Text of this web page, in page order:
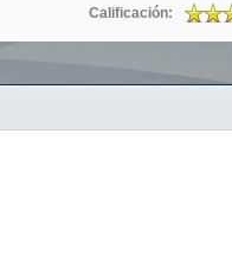
Calificación: